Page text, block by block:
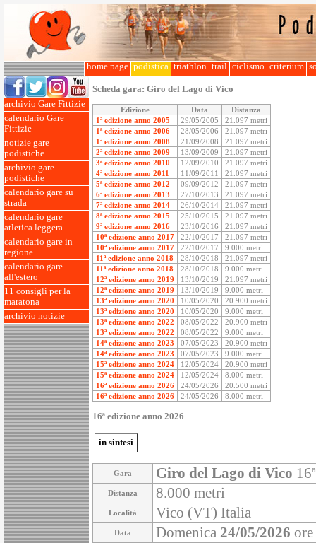
home page podistica triathlon trail ciclismo criterium
archivio Gare Fittizie
calendario Gare
Fittizie
notizie gare
podistiche
archivio gare
podistiche
calendario gare su
strada
calendario gare
atletica leggera
calendario gare in
regione
calendario gare
all'estero
11 consigli per la
maratona
archivio notizie
Scheda gara: Giro del Lago di Vico
Edizione Data
Distanza
1ª edizione anno 2005
29/05/2005
21.097 metri
1ª edizione anno 2006
28/05/2006
21.097 metri
1ª edizione anno 2008
21/09/2008
21.097 metri
2ª edizione anno 2009
13/09/2009
21.097 metri
3ª edizione anno 2010
12/09/2010
21.097 metri
4ª edizione anno 2011
11/09/2011
21.097 metri
5ª edizione anno 2012
09/09/2012
21.097 metri
6ª edizione anno 2013
27/10/2013
21.097 metri
7ª edizione anno 2014
26/10/2014
21.097 metri
8ª edizione anno 2015
25/10/2015
21.097 metri
9ª edizione anno 2016
23/10/2016
21.097 metri
10ª edizione anno 2017
22/10/2017
21.097 metri
10ª edizione anno 2017
22/10/2017
9.000 metri
11ª edizione anno 2018
28/10/2018
21.097 metri
11ª edizione anno 2018
28/10/2018
9.000 metri
12ª edizione anno 2019
13/10/2019
21.097 metri
12ª edizione anno 2019
13/10/2019
9.000 metri
13ª edizione anno 2020
10/05/2020
20.900 metri
13ª edizione anno 2020
10/05/2020
9.000 metri
13ª edizione anno 2022
08/05/2022
20.900 metri
13ª edizione anno 2022
08/05/2022
9.000 metri
14ª edizione anno 2023
07/05/2023
20.900 metri
14ª edizione anno 2023
07/05/2023
9.000 metri
15ª edizione anno 2024
12/05/2024
20.900 metri
15ª edizione anno 2024
12/05/2024
8.000 metri
16ª edizione anno 2026
24/05/2026
20.500 metri
16ª edizione anno 2026
24/05/2026 8.000 metri
16ª edizione anno 2026
in sintesi
Gara Giro del Lago di Vico
Distanza 8.000 metri
Località Vico (VT) Italia
Data Domenica 24/05/2026